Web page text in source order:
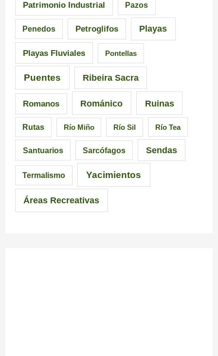
Patrimonio Industrial Pazos
Penedos Petroglifos Playas
Playas Fluviales Pontellas
Puentes Ribeira Sacra
Romanos Románico Ruinas
Rutas Río Miño Río Sil Río Tea
Santuarios Sarcófagos Sendas
Termalismo Yacimientos
Áreas Recreativas